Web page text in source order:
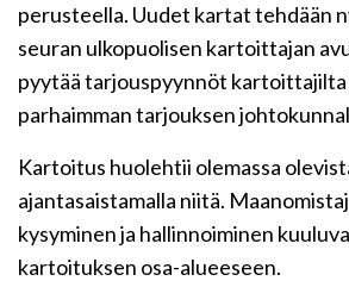
perusteella. Uudet kartat tehdään
seuran ulkopuolisen kartoittajan
pyytää tarjouspyynnöt kartoittajilta
parhaimman tarjouksen
Kartoitus huolehtii olemassa
ajantasaistamalla niitä.
kysyminen ja hallinnoiminen
kartoituksen osa-alueeseen.